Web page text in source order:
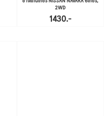
2WD
1430.-